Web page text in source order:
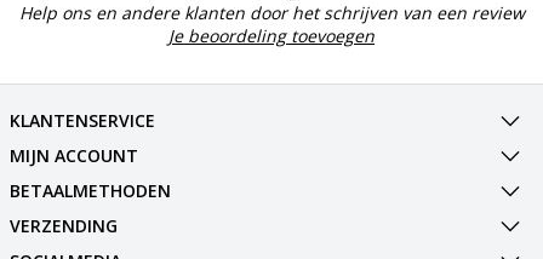
Help ons en andere klanten door het schrijven van een review
Je beoordeling toevoegen
KLANTENSERVICE
MIJN ACCOUNT
BETAALMETHODEN
VERZENDING